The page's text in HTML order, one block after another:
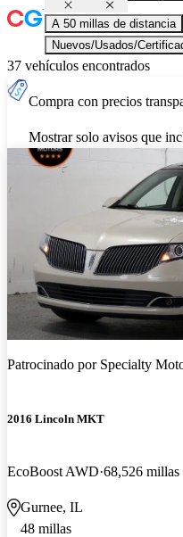
A 50 millas de distancia
Nuevos/Usados/
37 vehículos encontrados
Compra con precios
Mostrar solo avisos que
Patrocinado por Specialty
2016 Lincoln MKT
EcoBoost AWD 68,526 millas
Gurnee, IL
48 millas